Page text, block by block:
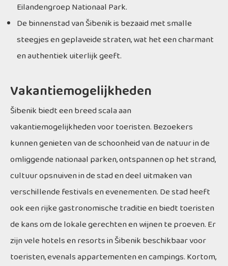
Eilandengroep Nationaal Park.
De binnenstad van Šibenik is bezaaid met smalle
steegjes en geplaveide straten, wat het een charmant
en authentiek uiterlijk geeft.
Vakantiemogelijkheden
Šibenik biedt een breed scala aan
vakantiemogelijkheden voor toeristen. Bezoekers
kunnen genieten van de schoonheid van de natuur in de
omliggende nationaal parken, ontspannen op het strand,
cultuur opsnuiven in de stad en deel uitmaken van
verschillende festivals en evenementen. De stad heeft
ook een rijke gastronomische traditie en biedt toeristen
de kans om de lokale gerechten en wijnen te proeven. Er
zijn vele hotels en resorts in Šibenik beschikbaar voor
toeristen, evenals appartementen en campings. Kortom,